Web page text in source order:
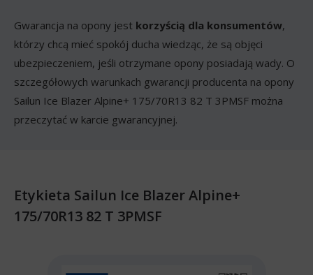
Gwarancja na opony jest korzyścią dla konsumentów,
którzy chcą mieć spokój ducha wiedząc, że są objęci
ubezpieczeniem, jeśli otrzymane opony posiadają wady. O
szczegółowych warunkach gwarancji producenta na opony
Sailun Ice Blazer Alpine+ 175/70R13 82 T 3PMSF można
przeczytać w karcie gwarancyjnej.
Etykieta Sailun Ice Blazer Alpine+
175/70R13 82 T 3PMSF